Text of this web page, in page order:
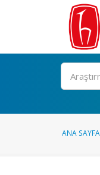
Ara
ANA SAYFA